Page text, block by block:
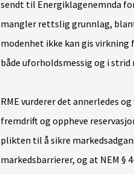
sendt til Energiklagenemnda
mangler rettslig grunnlag,
modenhet ikke kan gis virkning
både uforholdsmessig og i
RME vurderer det annerledes
fremdrift og oppheve
plikten til å sikre
markedsbarrierer, og at NEM §